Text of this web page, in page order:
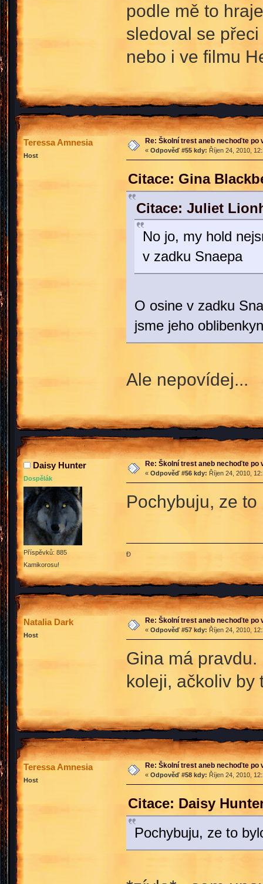
podle mě to
sledoval se
nebo i ve filmu
Teressa Amnesia
Host
Re: Školní trest aneb nechoďte po
« Odpověď #55 kdy: Říjen 24, 2010,
Citace: Gina
Citace: Juliet
No jo, my hold
v zadku Snaepa
O osine v zadku
jsme jeho
Ale nepovídej...
Daisy Hunter
Dospělák
Příspěvků: 885
Kamikorosu!
Re: Školní trest aneb nechoďte po
« Odpověď #56 kdy: Říjen 24, 2010,
Pochybuju, ze
Đ
Natalia Dark
Host
Re: Školní trest aneb nechoďte po
« Odpověď #57 kdy: Říjen 24, 2010,
Gina má
koleji, ačkoliv by
Teressa Amnesia
Host
Re: Školní trest aneb nechoďte po
« Odpověď #58 kdy: Říjen 24, 2010,
Citace: Daisy
Pochybuju, ze to